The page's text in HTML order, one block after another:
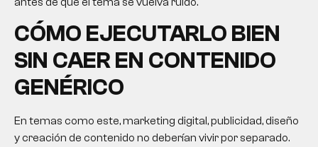
CÓMO EJECUTARLO BIEN
SIN CAER EN CONTENIDO
GENÉRICO
En temas como este, marketing digital, publicidad, diseño
y creación de contenido no deberían vivir por separado.